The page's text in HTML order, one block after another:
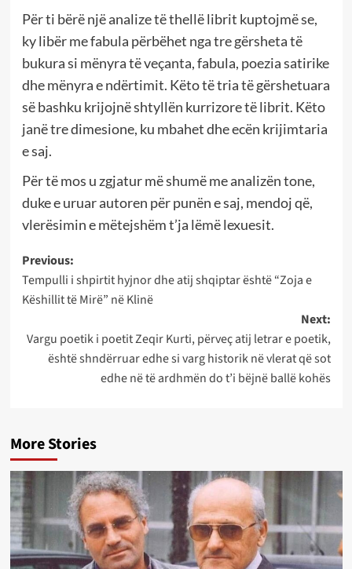
Për ti bërë një analize të thellë librit kuptojmë se,
ky libër me fabula përbëhet nga tre gërsheta të
bukura si mënyra të veçanta, fabula, poezia satirike
dhe mënyra e ndërtimit. Këto të tria të gërshetuara
së bashku krijojnë shtyllën kurrizore të librit. Këto
janë tre dimesione, ku mbahet dhe ecën krijimtaria
e saj.
Për të mos u zgjatur më shumë me analizën tone,
duke e uruar autoren për punën e saj, mendoj që,
vlerësimin e mëtejshëm t’ja lëmë lexuesit.
Post
navigation
Previous:
Tempulli i shpirtit hyjnor dhe atij shqiptar është “Zoja e
Këshillit të Mirë” në Klinë
Next:
Vargu poetik i poetit Zeqir Kurti, përveç atij letrar e poetik,
është shndërruar edhe si varg historik në vlerat që sot
edhe në të ardhmën do t’i bëjnë ballë kohës
More Stories